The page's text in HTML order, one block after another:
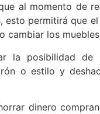
al momento de
permitirá que
cambiar los
la posibilidad de
o estilo y
dinero